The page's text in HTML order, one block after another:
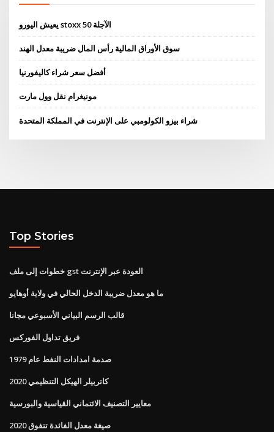
يعيش اليورو stoxx 50 الآجلة
سوق الأوراق المالية رأس المال ضريبة معدل الهند
أفضل سعر شراء كاليفورنيا
مونيغرام نقل وول مارت
شراء بيزو الكولومبي على الإنترنت في المملكة المتحدة
Top Stories
خطوات إلى ملف gst العودة عبر الإنترنت
ما هو معدل ضريبة الدخل الحالي في ولاية أوهايو
قالب الرسم البياني الأسبوعي مجانا
فريق تداول الفوركس
صدمة امدادات النفط عام 1979
كاتربيلر الهيكل التنظيمي 2020
معايير التصنيف الائتماني القياسية والبورسية
صيغة معدل الفائدة تتفوق 2020